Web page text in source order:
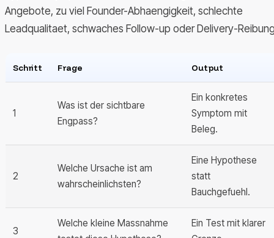
Angebote, zu viel Founder-Abhaengigkeit, schlechte
Leadqualitaet, schwaches Follow-up oder Delivery-
Schritt Frage Output
1
Was ist der sichtbare
Engpass?
Ein konkretes
Symptom mit
Beleg.
2
Welche Ursache ist am
wahrscheinlichsten?
Eine Hypothese
statt
Bauchgefuehl.
3
Welche kleine Massnahme
Ein Test mit klarer